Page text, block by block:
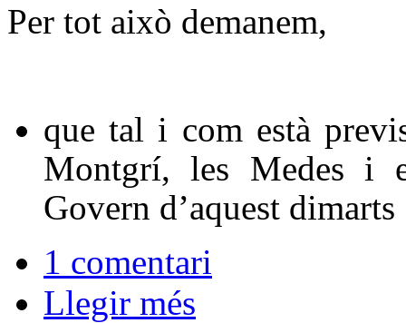
Per tot això demanem,
que tal i com està
Montgrí, les Medes i
Govern d’aquest
1 comentari
Llegir més